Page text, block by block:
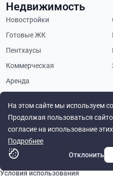
На этом сайте мы используем
Продолжая пользоваться
согласие на использование
Подробнее
Отклонить
Будьте
Недвижимость
Новостройки
Готовые ЖК
Пентхаусы
Коммерческая
Аренда
© Cyprus Realestate
Условия использования